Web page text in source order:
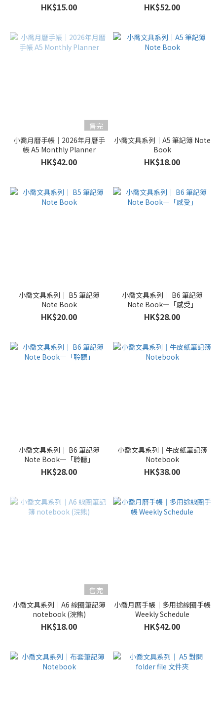
HK$15.00 HK$52.00
售完
小喬月曆手帳｜2026年月曆手
帳 A5 Monthly Planner
HK$42.00
小喬文具系列｜A5 筆記簿 Note
Book
HK$18.00
小喬文具系列｜ B5 筆記簿
Note Book
HK$20.00
小喬文具系列｜ B6 筆記簿
Note Book—「感受」
HK$28.00
小喬文具系列｜ B6 筆記簿
Note Book—「聆聽」
HK$28.00
小喬文具系列｜牛皮紙筆記簿
Notebook
HK$38.00
售完
小喬文具系列｜A6 線圈筆記簿
notebook (浣熊)
HK$18.00
小喬月曆手帳｜多用途線圈手帳
Weekly Schedule
HK$42.00